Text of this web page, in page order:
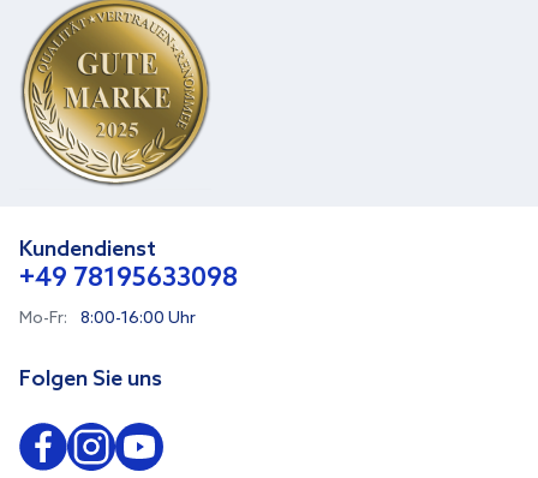
Kundendienst
+49 78195633098
Mo-Fr: 8:00-16:00 Uhr
Folgen Sie uns